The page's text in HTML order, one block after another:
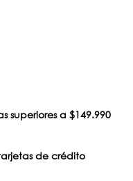
superiores a $149.990
de crédito